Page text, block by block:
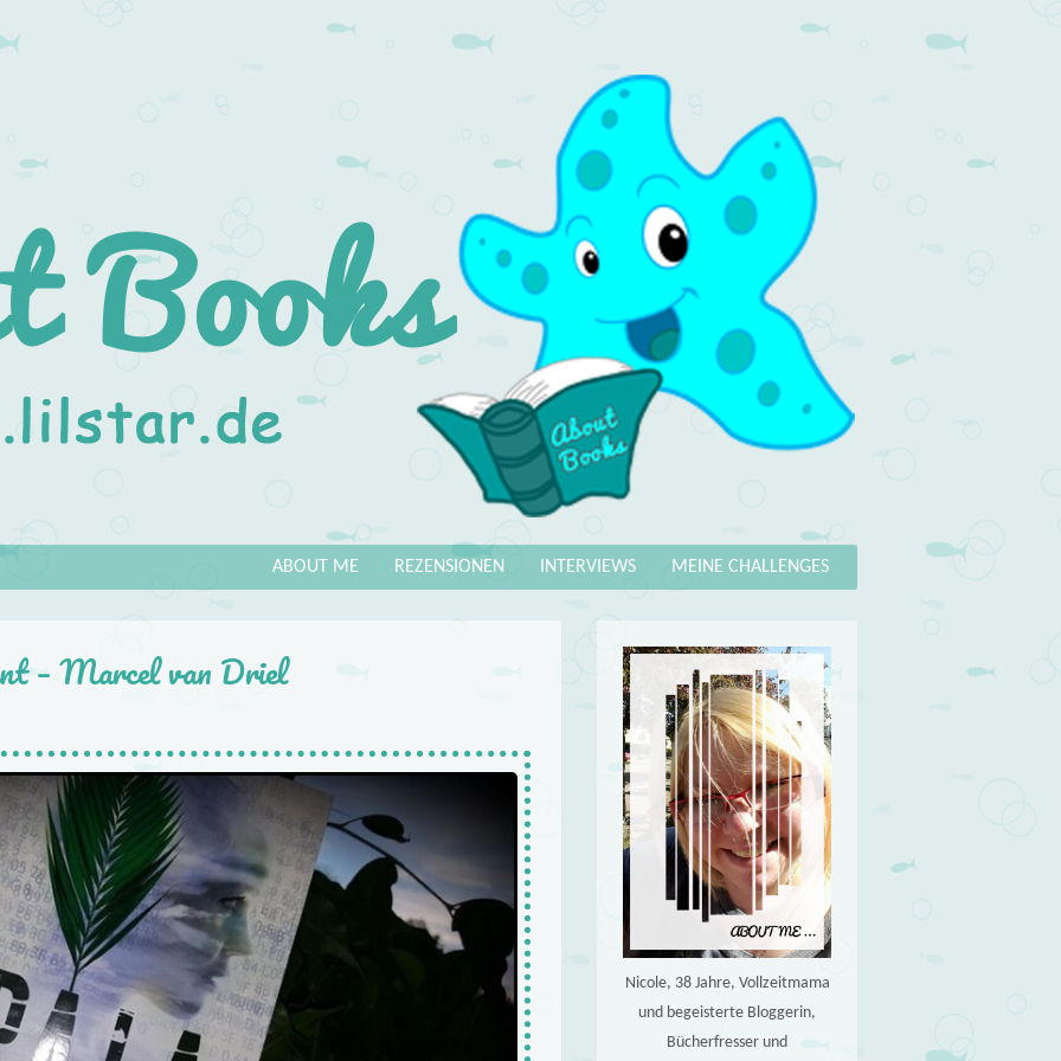
MEINE CHALLENGES
INTERVIEWS
REZENSIONEN
ABOUT ME
– Marcel van Driel
Nicole, 38 Jahre, Vollzeitmama
und begeisterte Bloggerin,
Bücherfresser und